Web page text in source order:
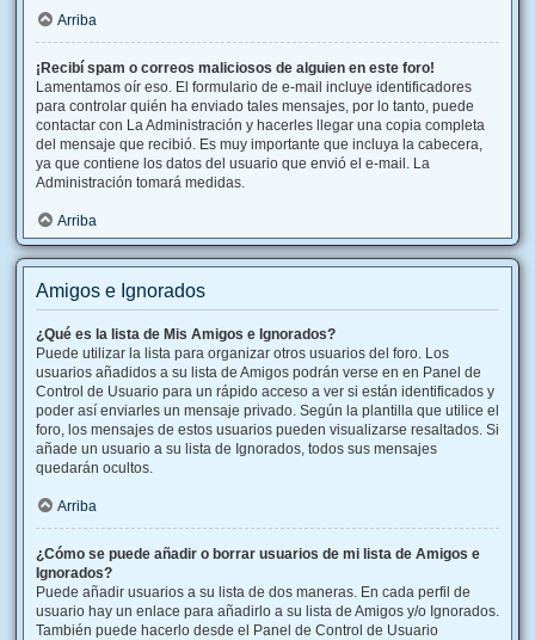
Arriba
¡Recibí spam o correos maliciosos de alguien en este foro!
Lamentamos oír eso. El formulario de e-mail incluye identificadores
para controlar quién ha enviado tales mensajes, por lo tanto, puede
contactar con La Administración y hacerles llegar una copia completa
del mensaje que recibió. Es muy importante que incluya la cabecera,
ya que contiene los datos del usuario que envió el e-mail. La
Administración tomará medidas.
Arriba
Amigos e Ignorados
¿Qué es la lista de Mis Amigos e Ignorados?
Puede utilizar la lista para organizar otros usuarios del foro. Los
usuarios añadidos a su lista de Amigos podrán verse en en Panel de
Control de Usuario para un rápido acceso a ver si están identificados y
poder así enviarles un mensaje privado. Según la plantilla que utilice el
foro, los mensajes de estos usuarios pueden visualizarse resaltados. Si
añade un usuario a su lista de Ignorados, todos sus mensajes
quedarán ocultos.
Arriba
¿Cómo se puede añadir o borrar usuarios de mi lista de Amigos e
Ignorados?
Puede añadir usuarios a su lista de dos maneras. En cada perfil de
usuario hay un enlace para añadirlo a su lista de Amigos y/o Ignorados.
También puede hacerlo desde el Panel de Control de Usuario